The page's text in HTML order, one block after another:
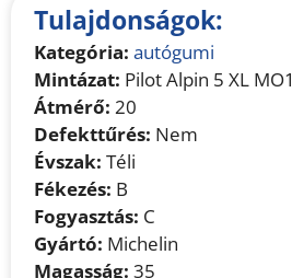
Tulajdonságok:
Kategória: autógumi
Mintázat: Pilot Alpin 5 XL MO1
Átmérő: 20
Defekttűrés: Nem
Évszak: Téli
Fékezés: B
Fogyasztás: C
Gyártó: Michelin
Magasság: 35